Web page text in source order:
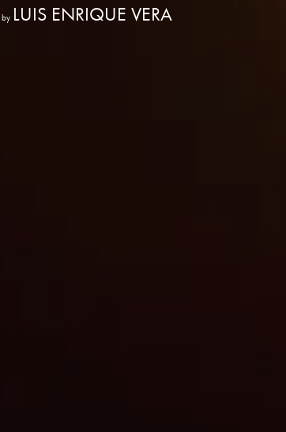
by LUIS ENRIQUE VERA